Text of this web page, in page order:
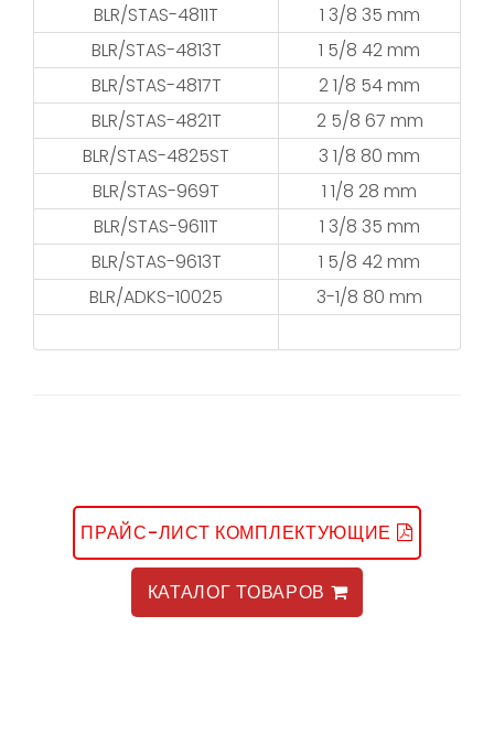
BLR/STAS-4811T
1 3/8 35 mm
BLR/STAS-4813T
1 5/8 42 mm
BLR/STAS-4817T
2 1/8 54 mm
BLR/STAS-4821T
2 5/8 67 mm
BLR/STAS-4825ST
3 1/8 80 mm
BLR/STAS-969T
1 1/8 28 mm
BLR/STAS-9611T
1 3/8 35 mm
BLR/STAS-9613T
1 5/8 42 mm
BLR/ADKS-10025
3-1/8 80 mm
ПРАЙС-ЛИСТ КОМПЛЕКТУЮЩИЕ
КАТАЛОГ ТОВАРОВ